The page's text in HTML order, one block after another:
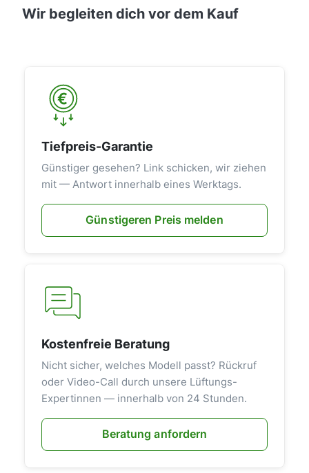
Wir begleiten dich vor dem Kauf
Tiefpreis-Garantie
Günstiger gesehen? Link schicken, wir ziehen
mit — Antwort innerhalb eines Werktags.
Günstigeren Preis melden
Kostenfreie Beratung
Nicht sicher, welches Modell passt? Rückruf
oder Video-Call durch unsere Lüftungs-
Expertinnen — innerhalb von 24 Stunden.
Beratung anfordern